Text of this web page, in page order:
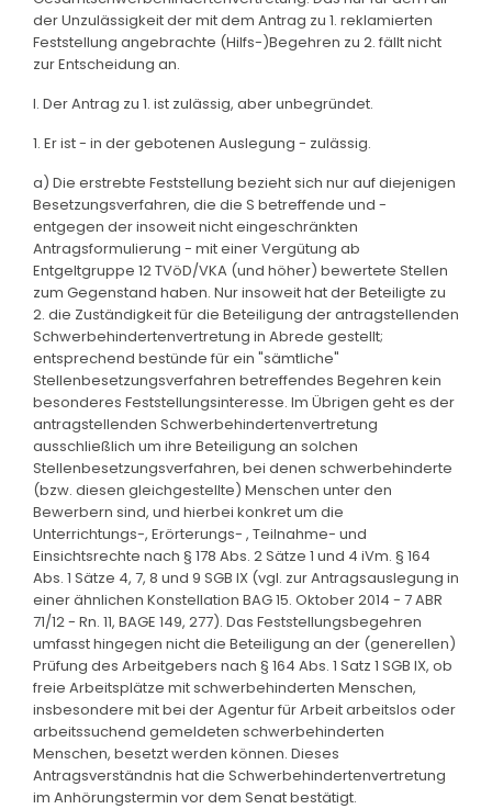
der Unzulässigkeit der mit dem Antrag zu 1. reklamierten
Feststellung angebrachte (Hilfs-)Begehren zu 2. fällt nicht
zur Entscheidung an.
I. Der Antrag zu 1. ist zulässig, aber unbegründet.
1. Er ist - in der gebotenen Auslegung - zulässig.
a) Die erstrebte Feststellung bezieht sich nur auf diejenigen
Besetzungsverfahren, die die S betreffende und -
entgegen der insoweit nicht eingeschränkten
Antragsformulierung - mit einer Vergütung ab
Entgeltgruppe 12 TVöD/VKA (und höher) bewertete Stellen
zum Gegenstand haben. Nur insoweit hat der Beteiligte zu
2. die Zuständigkeit für die Beteiligung der antragstellenden
Schwerbehindertenvertretung in Abrede gestellt;
entsprechend bestünde für ein "sämtliche"
Stellenbesetzungsverfahren betreffendes Begehren kein
besonderes Feststellungsinteresse. Im Übrigen geht es der
antragstellenden Schwerbehindertenvertretung
ausschließlich um ihre Beteiligung an solchen
Stellenbesetzungsverfahren, bei denen schwerbehinderte
(bzw. diesen gleichgestellte) Menschen unter den
Bewerbern sind, und hierbei konkret um die
Unterrichtungs-, Erörterungs- , Teilnahme- und
Einsichtsrechte nach § 178 Abs. 2 Sätze 1 und 4 iVm. § 164
Abs. 1 Sätze 4, 7, 8 und 9 SGB IX (vgl. zur Antragsauslegung in
einer ähnlichen Konstellation BAG 15. Oktober 2014 - 7 ABR
71/12 - Rn. 11, BAGE 149, 277). Das Feststellungsbegehren
umfasst hingegen nicht die Beteiligung an der (generellen)
Prüfung des Arbeitgebers nach § 164 Abs. 1 Satz 1 SGB IX, ob
freie Arbeitsplätze mit schwerbehinderten Menschen,
insbesondere mit bei der Agentur für Arbeit arbeitslos oder
arbeitssuchend gemeldeten schwerbehinderten
Menschen, besetzt werden können. Dieses
Antragsverständnis hat die Schwerbehindertenvertretung
im Anhörungstermin vor dem Senat bestätigt.